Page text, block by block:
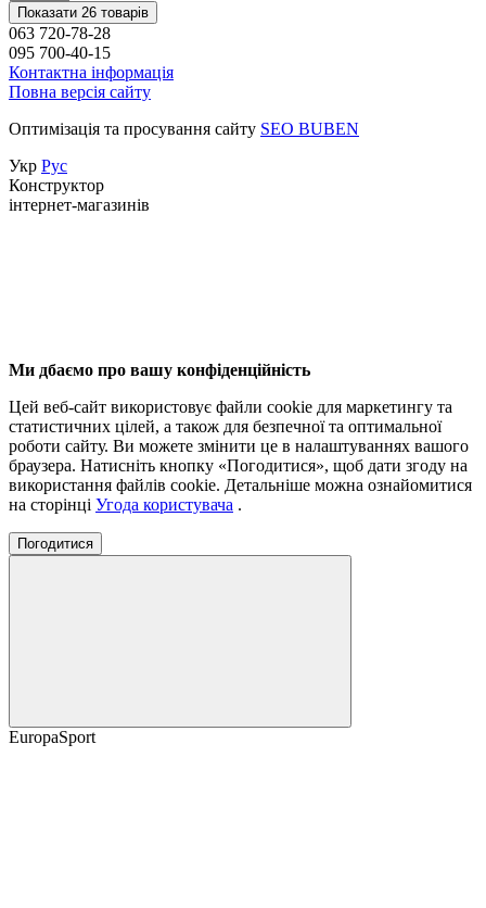
Показати 26 товарів
063 720-78-28
095 700-40-15
Контактна інформація
Повна версія сайту
Оптимізація та просування сайту SEO BUBEN
Укр Рус
Конструктор
інтернет-магазинів
Ми дбаємо про вашу конфіденційність
Цей веб-сайт використовує файли cookie для маркетингу та
статистичних цілей, а також для безпечної та оптимальної
роботи сайту. Ви можете змінити це в налаштуваннях вашого
браузера. Натисніть кнопку «Погодитися», щоб дати згоду на
використання файлів cookie. Детальніше можна ознайомитися
на сторінці Угода користувача .
Погодитися
EuropaSport